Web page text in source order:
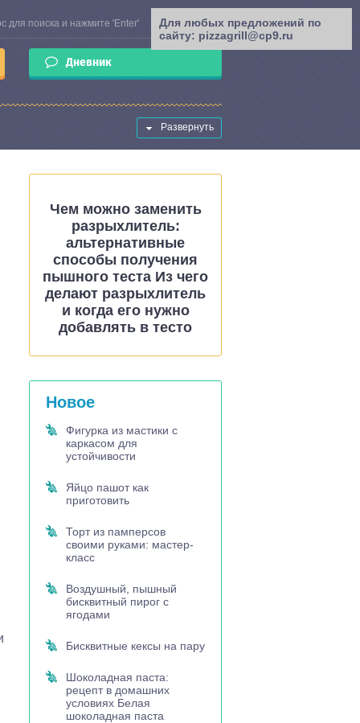
Дневник
Развернуть
Чем можно заменить
разрыхлитель:
альтернативные
способы получения
пышного теста Из чего
делают разрыхлитель
и когда его нужно
добавлять в тесто
Новое
Фигурка из мастики с
каркасом для
устойчивости
Яйцо пашот как
приготовить
Торт из памперсов
своими руками: мастер-
класс
Воздушный, пышный
бисквитный пирог с
ягодами
Бисквитные кексы на пару
Шоколадная паста:
рецепт в домашних
условиях Белая
шоколадная паста
Для любых предложений по
сайту: pizzagrill@cp9.ru